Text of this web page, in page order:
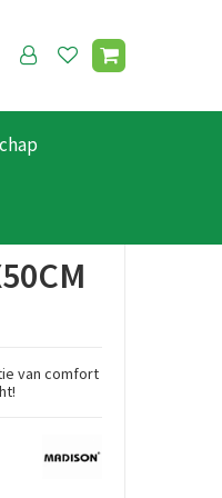
van comfort